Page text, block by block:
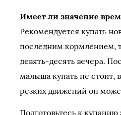
Имеет ли значение
Рекомендуется купать
последним кормлением,
девять-десять вечера.
малыша купать не стоит,
резких движений он
Подготовьтесь к купанию